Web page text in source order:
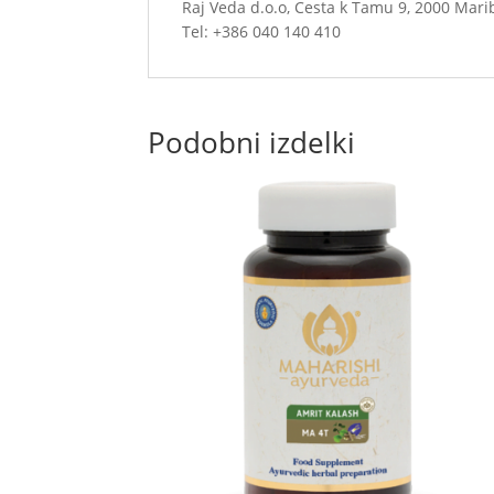
Raj Veda d.o.o, Cesta k Tamu 9, 2000
Tel: +386 040 140 410
Podobni izdelki